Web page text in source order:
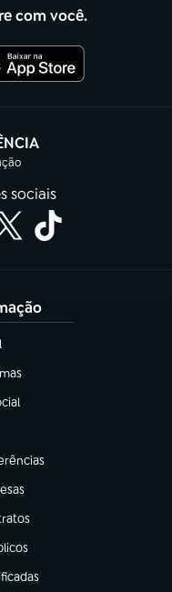
com você.
em nova aba)
sociais
aba)
aba)